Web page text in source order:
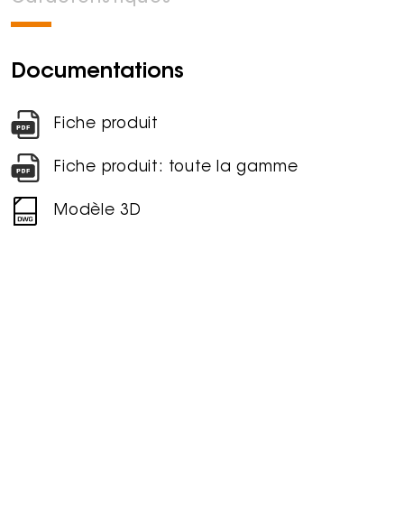
Documentations
Fiche produit
Fiche produit: toute la gamme
Modèle 3D